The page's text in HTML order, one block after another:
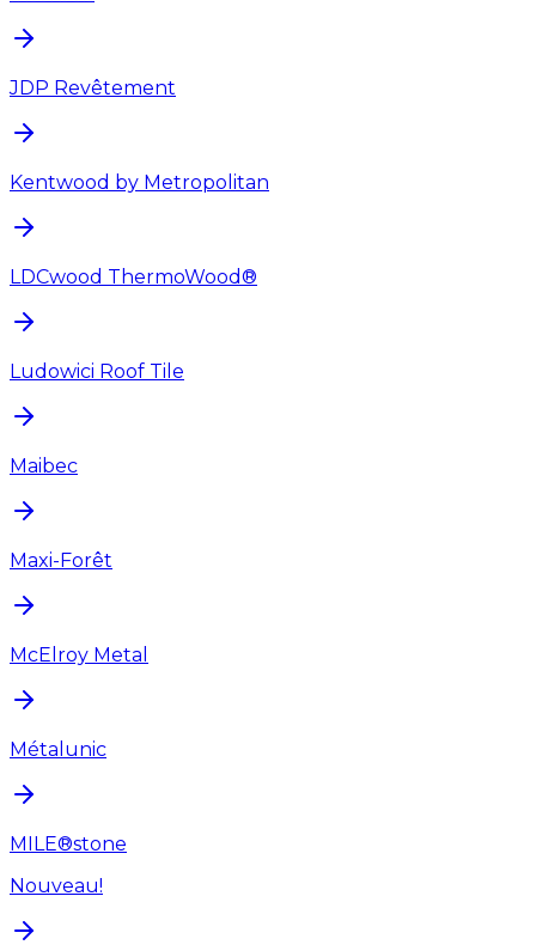
JDP Revêtement
Kentwood by Metropolitan
LDCwood ThermoWood®
Ludowici Roof Tile
Maibec
Maxi-Forêt
McElroy Metal
Métalunic
MILE®stone
Nouveau!